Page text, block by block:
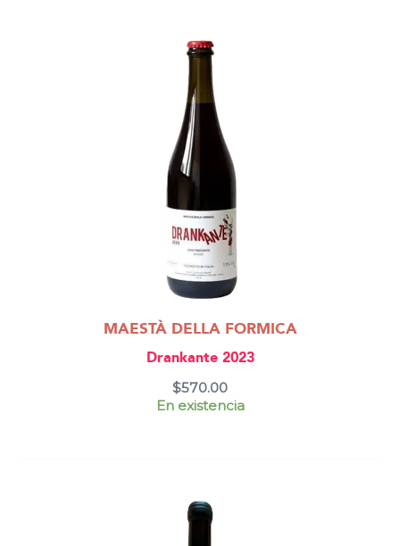
MAESTÀ DELLA FORMICA
Drankante 2023
$570.00
En existencia